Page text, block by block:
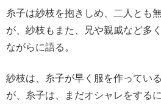
糸子は紗枝を抱きしめ、二人とも
が、紗枝もまた、兄や親戚など多
ながらに語る。
紗枝は、糸子が早く服を作ってい
が、糸子は、まだオシャレをする